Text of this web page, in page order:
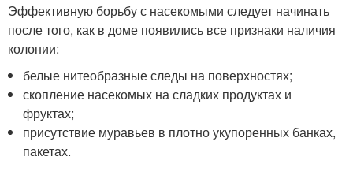
Эффективную борьбу с насекомыми следует начинать
после того, как в доме появились все признаки наличия
колонии:
белые нитеобразные следы на поверхностях;
скопление насекомых на сладких продуктах и
фруктах;
присутствие муравьев в плотно укупоренных банках,
пакетах.